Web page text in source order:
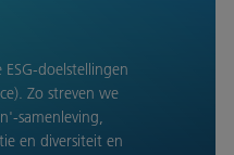
doelstellingen
Zo streven we
samenleving,
en diversiteit en